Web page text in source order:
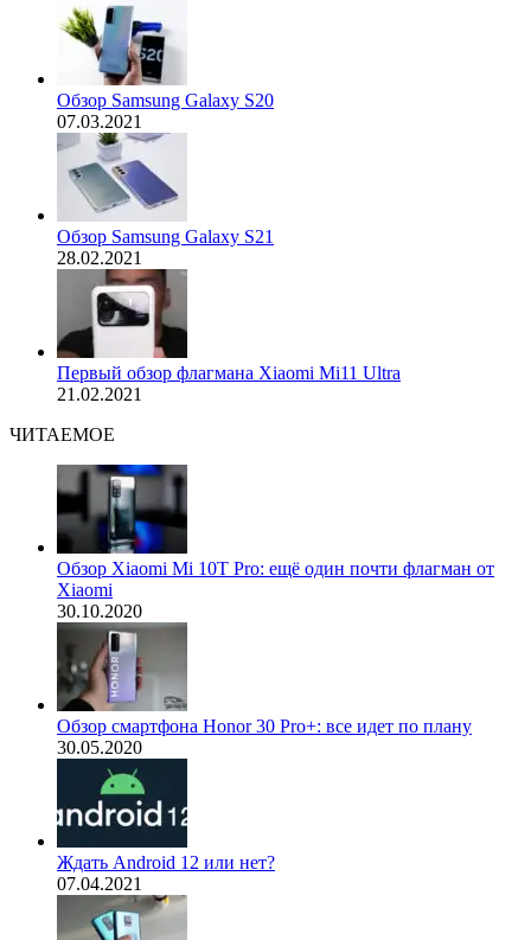
Обзор Samsung Galaxy S20
07.03.2021
Обзор Samsung Galaxy S21
28.02.2021
Первый обзор флагмана Xiaomi Mi11 Ultra
21.02.2021
ЧИТАЕМОЕ
Обзор Xiaomi Mi 10T Pro: ещё один почти флагман от
Xiaomi
30.10.2020
Обзор смартфона Honor 30 Pro+: все идет по плану
30.05.2020
Ждать Android 12 или нет?
07.04.2021